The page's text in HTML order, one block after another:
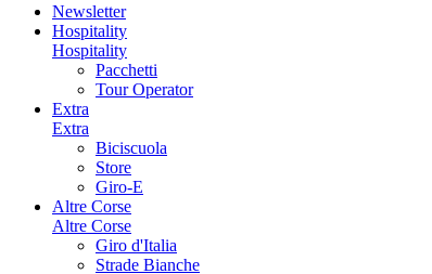
Newsletter
Hospitality
Hospitality
Pacchetti
Tour Operator
Extra
Extra
Biciscuola
Store
Giro-E
Altre Corse
Altre Corse
Giro d'Italia
Strade Bianche